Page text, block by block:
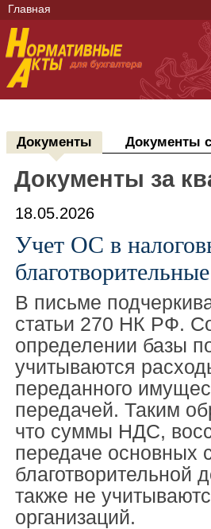
Главная
Документы Документы
Документы за
18.05.2026
Учет ОС в
В письме
статьи 270 НК РФ.
определении базы
учитываются
переданного
передачей. Таким
что суммы НДС,
передаче основных
благотворительной
также не
организаций.